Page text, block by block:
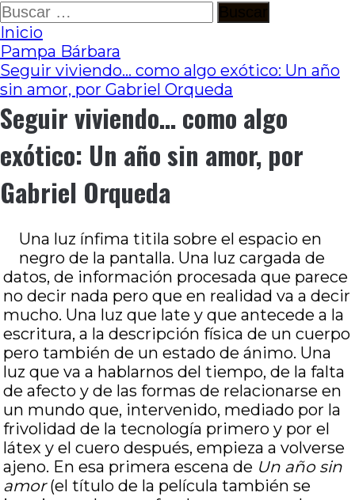
Ir
al
contenido
Buscar:
Inicio
Pampa Bárbara
Seguir viviendo… como algo exótico: Un año
sin amor, por Gabriel Orqueda
Seguir viviendo… como algo
exótico: Un año sin amor, por
Gabriel Orqueda
Una luz ínfima titila sobre el espacio en
negro de la pantalla. Una luz cargada de
datos, de información procesada que parece
no decir nada pero que en realidad va a decir
mucho. Una luz que late y que antecede a la
escritura, a la descripción física de un cuerpo
pero también de un estado de ánimo. Una
luz que va a hablarnos del tiempo, de la falta
de afecto y de las formas de relacionarse en
un mundo que, intervenido, mediado por la
frivolidad de la tecnología primero y por el
látex y el cuero después, empieza a volverse
ajeno. En esa primera escena de Un año sin
amor(el título de la película también se